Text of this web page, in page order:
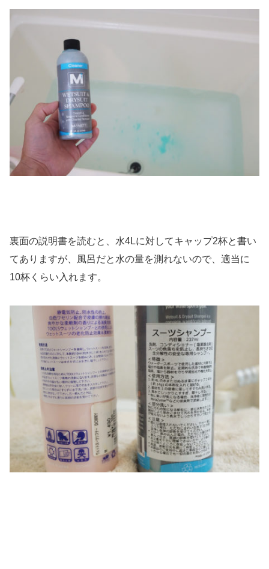
裏面の説明書を読むと、水4Lに対してキャップ2杯と書い
てありますが、風呂だと水の量を測れないので、適当に
10杯くらい入れます。